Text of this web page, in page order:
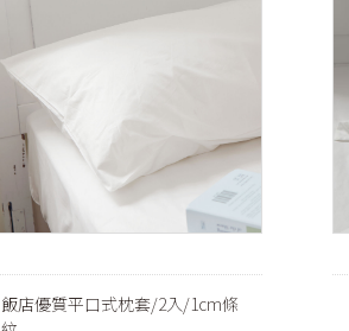
飯店優質平口式枕套/2入/1cm條